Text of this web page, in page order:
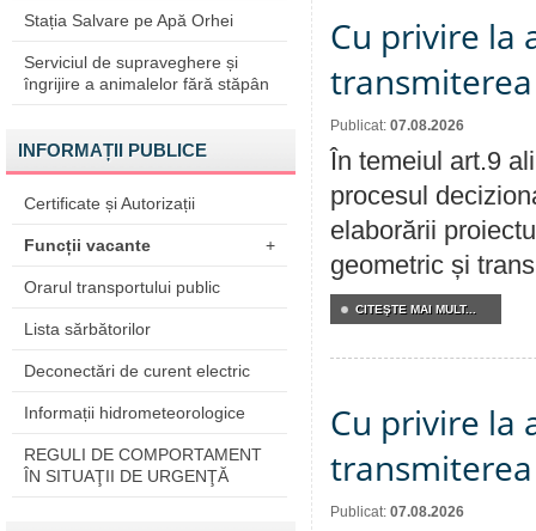
Stația Salvare pe Apă Orhei
Serviciul de supraveghere și
îngrijire a animalelor fără stăpân
INFORMAȚII PUBLICE
Certificate și Autorizații
Funcții vacante +
Orarul transportului public
Lista sărbătorilor
Deconectări de curent electric
Informații hidrometeorologice
REGULI DE COMPORTAMENT
ÎN SITUAŢII DE URGENŢĂ
Cu privire la
Publicat: 07.08.2026
În temeiul art.9
procesul
elaborării
geometric și
CITEŞTE MAI MULT...
Cu privire la
Publicat: 07.08.2026